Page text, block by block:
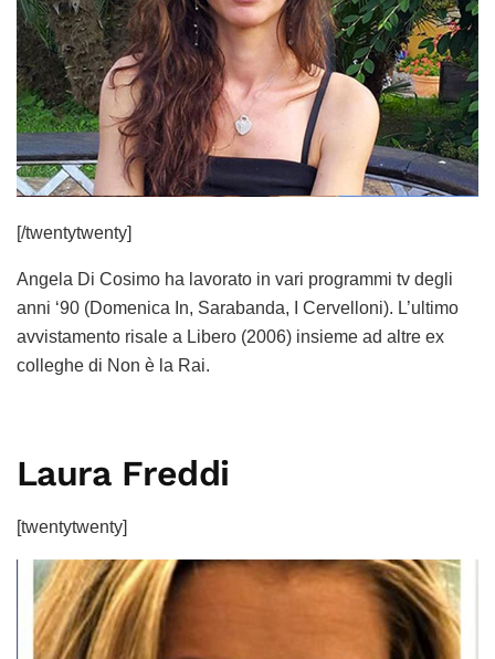
[/twentytwenty]
Angela Di Cosimo ha lavorato in vari programmi tv degli
anni ‘90 (Domenica In, Sarabanda, I Cervelloni). L’ultimo
avvistamento risale a Libero (2006) insieme ad altre ex
colleghe di Non è la Rai.
Laura Freddi
[twentytwenty]